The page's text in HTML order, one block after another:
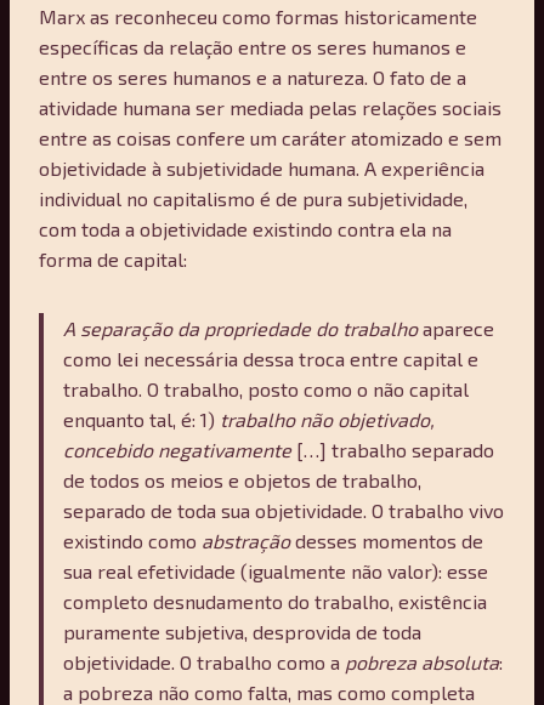
Marx as reconheceu como formas historicamente
específicas da relação entre os seres humanos e
entre os seres humanos e a natureza. O fato de a
atividade humana ser mediada pelas relações sociais
entre as coisas confere um caráter atomizado e sem
objetividade à subjetividade humana. A experiência
individual no capitalismo é de pura subjetividade,
com toda a objetividade existindo contra ela na
forma de capital:
A separação da propriedade do trabalhoaparece
como lei necessária dessa troca entre capital e
trabalho. O trabalho, posto como o não capital
enquanto tal, é: 1) trabalho não objetivado,
concebido negativamente[…] trabalho separado
de todos os meios e objetos de trabalho,
separado de toda sua objetividade. O trabalho vivo
existindo como abstraçãodesses momentos de
sua real efetividade (igualmente não valor): esse
completo desnudamento do trabalho, existência
puramente subjetiva, desprovida de toda
objetividade. O trabalho como a pobreza absoluta:
a pobreza não como falta, mas como completa